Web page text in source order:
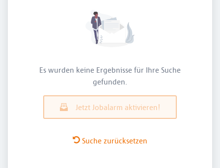
Es wurden keine Ergebnisse für Ihre Suche
gefunden.
Jetzt Jobalarm aktivieren!
Suche zurücksetzen